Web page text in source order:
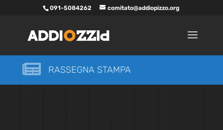
091-5084262 comitato@addiopizzo.org
 RASSEGNA STAMPA